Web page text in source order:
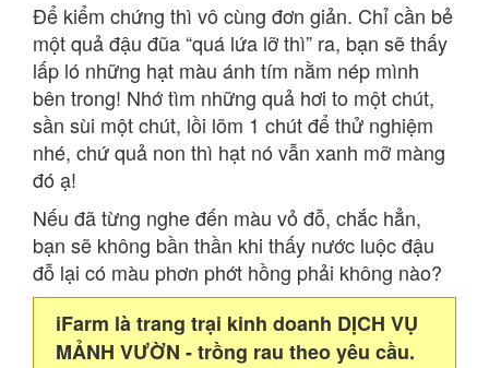
Để kiểm chứng thì vô cùng đơn giản. Chỉ cần bẻ
một quả đậu đũa “quá lứa lỡ thì” ra, bạn sẽ thấy
lấp ló những hạt màu ánh tím nằm nép mình
bên trong! Nhớ tìm những quả hơi to một chút,
sần sùi một chút, lồi lõm 1 chút để thử nghiệm
nhé, chứ quả non thì hạt nó vẫn xanh mỡ màng
đó ạ!
Nếu đã từng nghe đến màu vỏ đỗ, chắc hẳn,
bạn sẽ không bần thần khi thấy nước luộc đậu
đỗ lại có màu phơn phớt hồng phải không nào?
iFarm là trang trại kinh doanh DỊCH VỤ
MẢNH VƯỜN - trồng rau theo yêu cầu.